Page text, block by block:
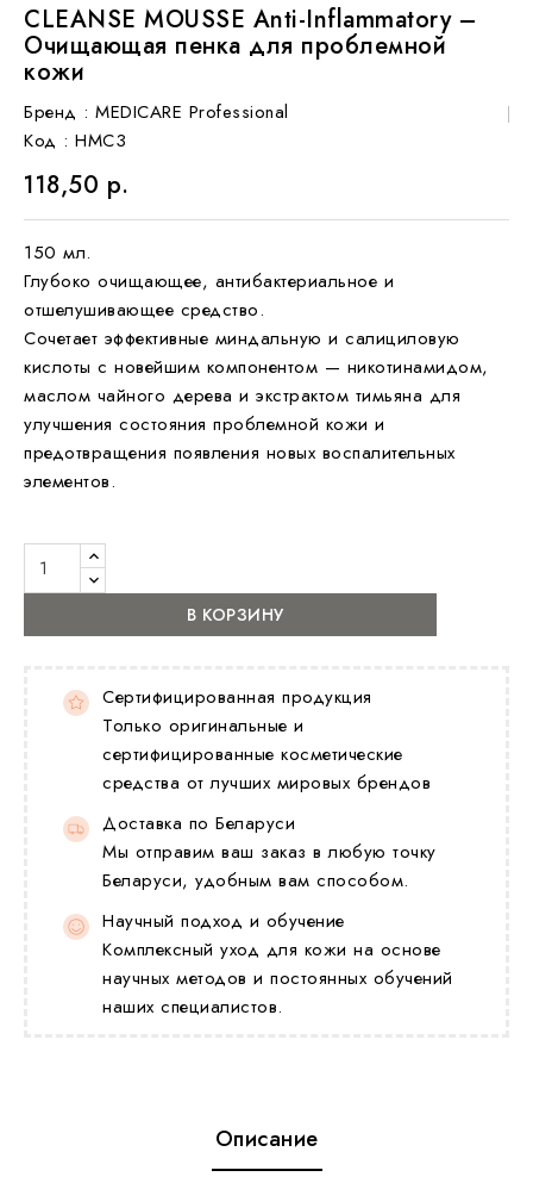
CLEANSE MOUSSE Anti-Inflammatory –
Очищающая пенка для проблемной
кожи
Бренд : MEDICARE Professional
Код : HMC3
118,50 р.
150 мл.
Глубоко очищающее, антибактериальное и
отшелушивающее средство.
Сочетает эффективные миндальную и салициловую
кислоты с новейшим компонентом — никотинамидом,
маслом чайного дерева и экстрактом тимьяна для
улучшения состояния проблемной кожи и
предотвращения появления новых воспалительных
элементов.
В КОРЗИНУ
Сертифицированная продукция
Только оригинальные и
сертифицированные косметические
средства от лучших мировых брендов
Доставка по Беларуси
Мы отправим ваш заказ в любую точку
Беларуси, удобным вам способом.
Научный подход и обучение
Комплексный уход для кожи на основе
научных методов и постоянных обучений
наших специалистов.
Описание